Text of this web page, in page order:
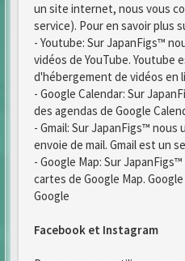
un site internet, nous vous
service). Pour en savoir plus
- Youtube: Sur JapanFigs™
vidéos de YouTube. Youtube
d'hébergement de vidéos en
- Google Calendar: Sur
des agendas de Google
- Gmail: Sur JapanFigs™ nous
envoie de mail. Gmail est un
- Google Map: Sur
cartes de Google Map.
Google
Facebook et Instagram